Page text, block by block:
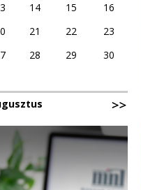
14 15
16
21 22
23
28 29
30